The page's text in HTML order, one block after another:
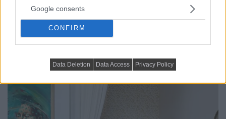
Google consents
CONFIRM
Data Deletion Data Access Privacy Policy